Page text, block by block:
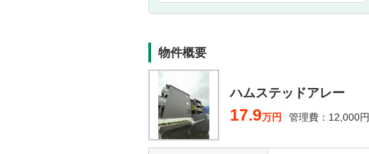
物件概要
ハムステッドアレー
17.9万円 管理費：12,000円